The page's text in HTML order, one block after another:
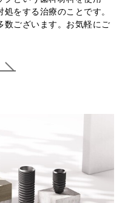
をする治療のことです。
数ございます。お気軽にご